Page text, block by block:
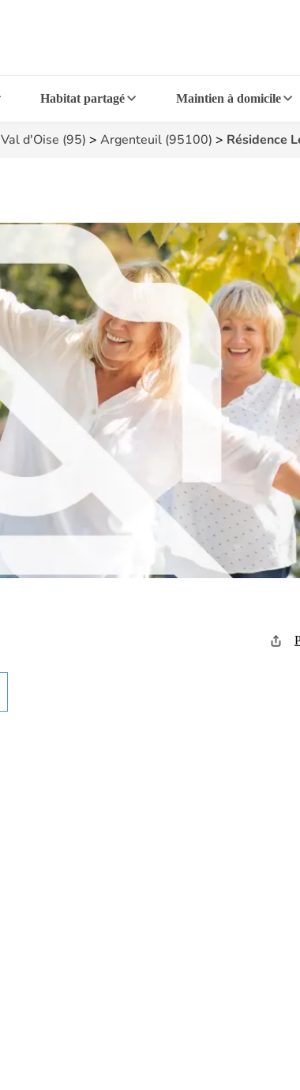
Habitat partagé Maintien à domicile
Val d'Oise (95) > Argenteuil (95100) > Résidence